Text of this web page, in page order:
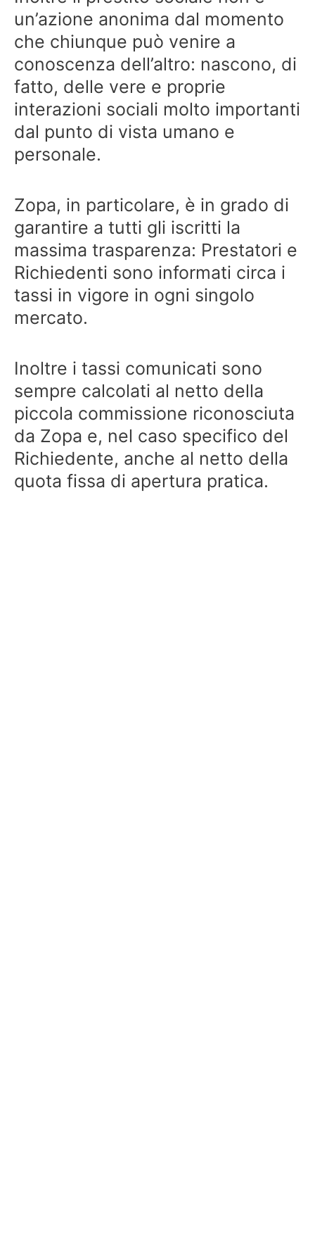
un’azione anonima dal momento
che chiunque può venire a
conoscenza dell’altro: nascono, di
fatto, delle vere e proprie
interazioni sociali molto importanti
dal punto di vista umano e
personale.
Zopa, in particolare, è in grado di
garantire a tutti gli iscritti la
massima trasparenza: Prestatori e
Richiedenti sono informati circa i
tassi in vigore in ogni singolo
mercato.
Inoltre i tassi comunicati sono
sempre calcolati al netto della
piccola commissione riconosciuta
da Zopa e, nel caso specifico del
Richiedente, anche al netto della
quota fissa di apertura pratica.